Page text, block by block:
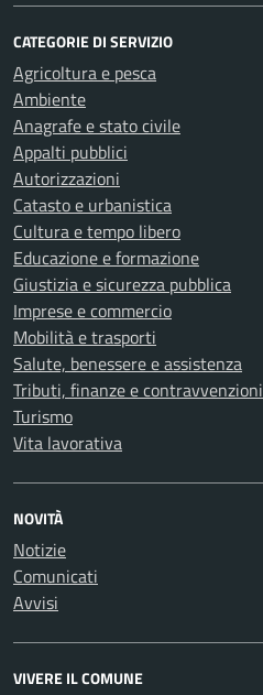
CATEGORIE DI SERVIZIO
Agricoltura e pesca
Ambiente
Anagrafe e stato civile
Appalti pubblici
Autorizzazioni
Catasto e urbanistica
Cultura e tempo libero
Educazione e formazione
Giustizia e sicurezza pubblica
Imprese e commercio
Mobilità e trasporti
Salute, benessere e assistenza
Tributi, finanze e contravvenzioni
Turismo
Vita lavorativa
NOVITÀ
Notizie
Comunicati
Avvisi
VIVERE IL COMUNE